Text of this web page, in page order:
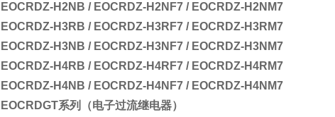
EOCRDZ-H2NB / EOCRDZ-H2NF7 / EOCRDZ-H2NM7
EOCRDZ-H3RB / EOCRDZ-H3RF7 / EOCRDZ-H3RM7
EOCRDZ-H3NB / EOCRDZ-H3NF7 / EOCRDZ-H3NM7
EOCRDZ-H4RB / EOCRDZ-H4RF7 / EOCRDZ-H4RM7
EOCRDZ-H4NB / EOCRDZ-H4NF7 / EOCRDZ-H4NM7
EOCRDGT系列
（电子过流继电器）